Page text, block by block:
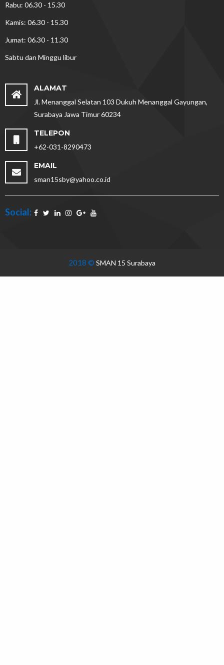
Rabu: 06.30 - 15.30
Kamis: 06.30 - 15.30
Jumat: 06.30 - 11.30
Sabtu dan Minggu libur
ALAMAT
Jl. Menanggal Selatan 103 Dukuh Menanggal Gayungan,
Surabaya Jawa Timur 60234
TELEPON
+62-031-8290473
EMAIL
sman15sby@yahoo.co.id
Social:
2018 © SMAN 15 Surabaya